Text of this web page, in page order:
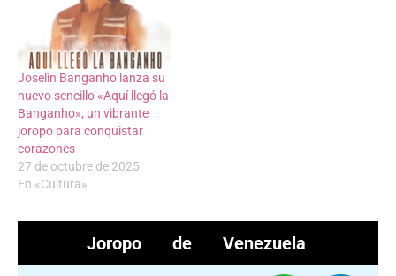
Joselin Banganho lanza su
nuevo sencillo «Aquí llegó la
Banganho», un vibrante
joropo para conquistar
corazones
27 de octubre de 2025
En «Cultura»
Joropo de Venezuela